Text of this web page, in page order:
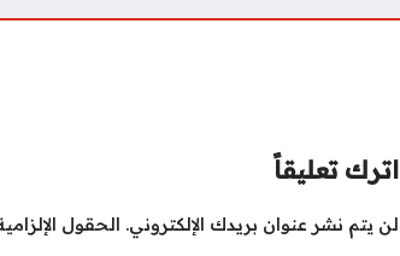
اترك تعليقاً
لن يتم نشر عنوان بريدك الإلكتروني. الحقول